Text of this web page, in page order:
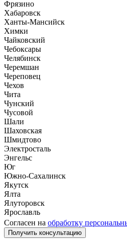
Фрязино
Хабаровск
Ханты-Мансийск
Химки
Чайковский
Чебоксары
Челябинск
Черемшан
Череповец
Чехов
Чита
Чунский
Чусовой
Шали
Шаховская
Шмидтово
Электросталь
Энгельс
Юг
Южно-Сахалинск
Якутск
Ялта
Ялуторовск
Ярославль
Согласен на обработку
Получить консультацию